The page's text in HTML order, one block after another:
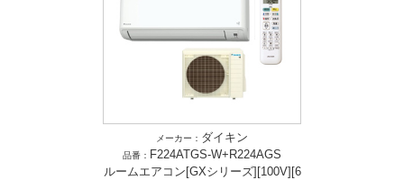
メーカー： ダイキン
品番： F224ATGS-W+R224AGS
ルームエアコン[GXシリーズ][100V][6